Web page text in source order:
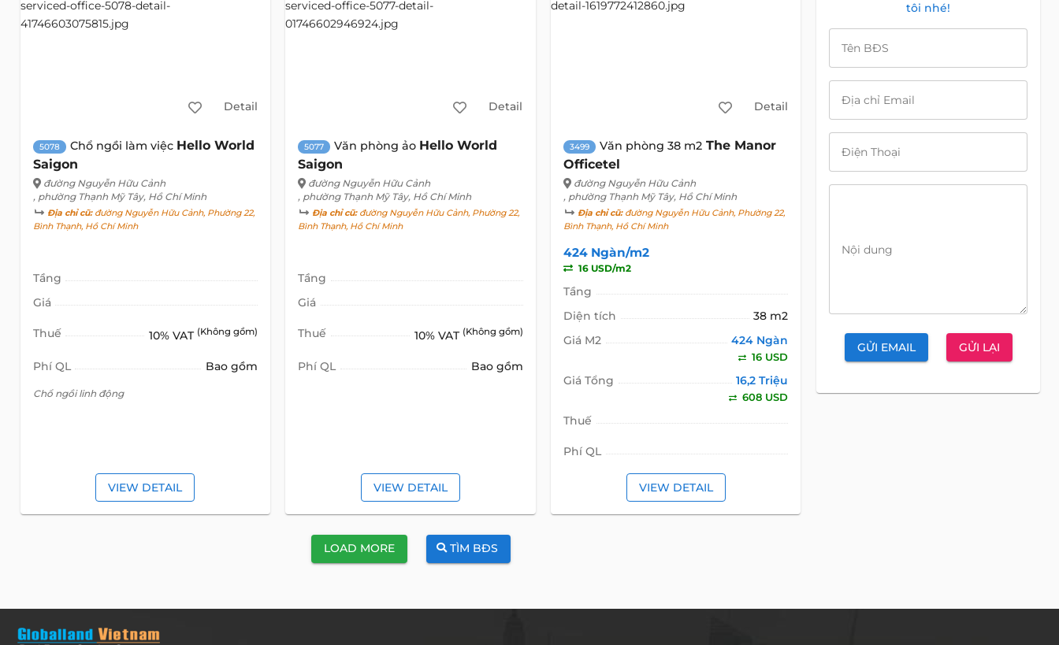
Detail
5078 Chổ ngồi làm việc Hello World
Saigon
đường Nguyễn Hữu Cảnh
, phường Thạnh Mỹ Tây, Hồ Chí Minh
Địa chỉ cũ:đường Nguyễn Hữu Cảnh, Phường 22,
Bình Thạnh, Hồ Chí Minh
Tầng
Giá
Thuế 10% VAT (Không gồm)
Phí QL Bao gồm
Chổ ngồi linh động
VIEW DETAIL
Detail
5077 Văn phòng ảo Hello World
Saigon
đường Nguyễn Hữu Cảnh
, phường Thạnh Mỹ Tây, Hồ Chí Minh
Địa chỉ cũ:đường Nguyễn Hữu Cảnh, Phường 22,
Bình Thạnh, Hồ Chí Minh
Tầng
Giá
Thuế 10% VAT (Không gồm)
Phí QL Bao gồm
VIEW DETAIL
Detail
3499 Văn phòng 38 m2 The Manor
Officetel
đường Nguyễn Hữu Cảnh
, phường Thạnh Mỹ Tây, Hồ Chí Minh
Địa chỉ cũ:đường Nguyễn Hữu Cảnh, Phường 22,
Bình Thạnh, Hồ Chí Minh
424 Ngàn/m2
16 USD/m2
Tầng
Diện tích
38 m2
Giá M2
424 Ngàn
16 USD
Giá Tổng 16,2 Triệu
608 USD
Thuế
Phí QL
VIEW DETAIL
LOAD MORE TÌM BĐS
tôi nhé!
Tên BĐS
Địa chỉ Email
Điện Thoại
Nội dung
GỬI EMAIL GỬI LẠI